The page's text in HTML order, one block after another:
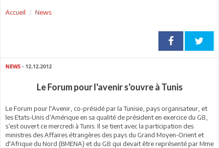
Accueil News
NEWS - 12.12.2012
Le Forum pour l'avenir s'ouvre à Tunis
Le Forum pour l'Avenir, co-présidé par la Tunisie, pays organisateur, et
les Etats-Unis d’Amérique en sa qualité de président en exercice du G8,
s’est ouvert ce mercredi à Tunis. Il se tient avec la participation des
ministres des Affaires étrangères des pays du Grand Moyen-Orient et
d'Afrique du Nord (BMENA) et du G8 qui devait être représenté par Mme